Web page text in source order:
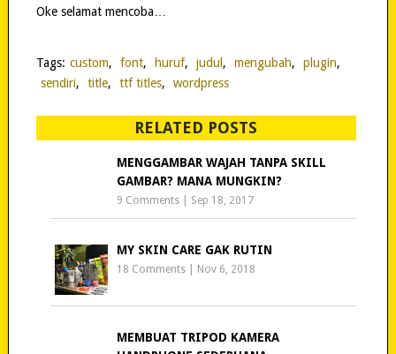
Oke selamat mencoba…
Tags: custom, font, huruf, judul , mengubah, plugin,
sendiri, title, ttf titles, wordpress
RELATED POSTS
MENGGAMBAR WAJAH TANPA SKILL
GAMBAR? MANA MUNGKIN?
9 Comments Sep 18, 2017
MY SKIN CARE GAK RUTIN
18 Comments Nov 6, 2018
MEMBUAT TRIPOD KAMERA